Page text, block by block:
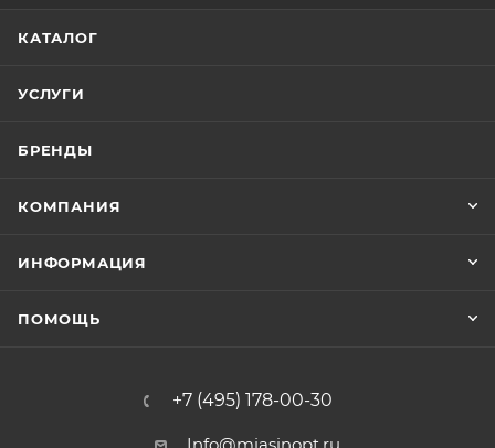
КАТАЛОГ
УСЛУГИ
БРЕНДЫ
КОМПАНИЯ
ИНФОРМАЦИЯ
ПОМОЩЬ
+7 (495) 178-00-30